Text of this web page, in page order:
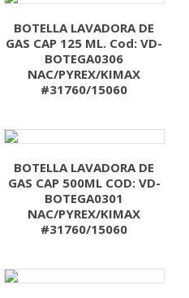
BOTELLA LAVADORA DE
GAS CAP 125 ML. Cod: VD-
BOTEGA0306
NAC/PYREX/KIMAX
#31760/15060
BOTELLA LAVADORA DE
GAS CAP 500ML COD: VD-
BOTEGA0301
NAC/PYREX/KIMAX
#31760/15060